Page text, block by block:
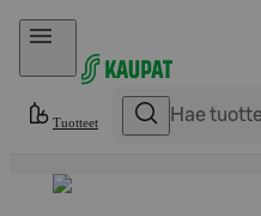
Hyppää sisältöön
Tuotteet